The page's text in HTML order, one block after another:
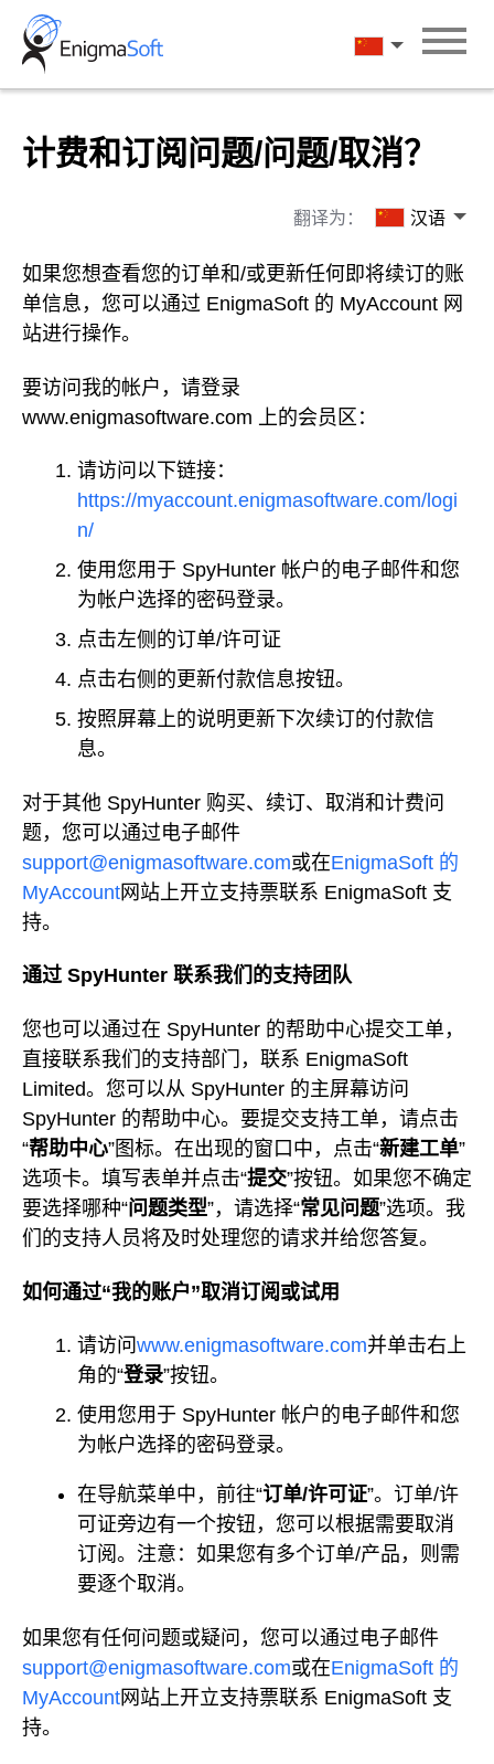
Skip
content
汉语
计费和订阅问题/问题/取消？
翻译为： 汉语
如果您想查看您的订单和/或更新任何即将续订的账
单信息，您可以通过 EnigmaSoft 的 MyAccount 网
站进行操作。
要访问我的帐户，请登录
www.enigmasoftware.com 上的会员区：
请访问以下链接：
https://myaccount.enigmasoftware.com/logi
n/
使用您用于 SpyHunter 帐户的电子邮件和您
为帐户选择的密码登录。
点击左侧的订单/许可证
点击右侧的更新付款信息按钮。
按照屏幕上的说明更新下次续订的付款信
息。
对于其他 SpyHunter 购买、续订、取消和计费问
题，您可以通过电子邮件
support@enigmasoftware.com或在EnigmaSoft 的
MyAccount网站上开立支持票联系 EnigmaSoft 支
持。
通过 SpyHunter 联系我们的支持团队
您也可以通过在 SpyHunter 的帮助中心提交工单，
直接联系我们的支持部门，联系 EnigmaSoft
Limited。您可以从 SpyHunter 的主屏幕访问
SpyHunter 的帮助中心。要提交支持工单，请点击
“帮助中心”图标。在出现的窗口中，点击“新建工单”
选项卡。填写表单并点击“提交”按钮。如果您不确定
要选择哪种“问题类型”，请选择“常见问题”选项。我
们的支持人员将及时处理您的请求并给您答复。
如何通过“我的账户”取消订阅或试用
请访问 www.enigmasoftware.com并单击右上
角的“登录”按钮。
使用您用于 SpyHunter 帐户的电子邮件和您
为帐户选择的密码登录。
在导航菜单中，前往“订单/许可证”。订单/许
可证旁边有一个按钮，您可以根据需要取消
订阅。注意：如果您有多个订单/产品，则需
要逐个取消。
如果您有任何问题或疑问，您可以通过电子邮件
support@enigmasoftware.com或在EnigmaSoft 的
MyAccount网站上开立支持票联系 EnigmaSoft 支
持。